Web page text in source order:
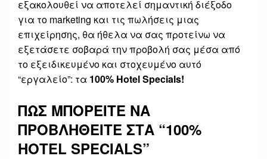
εξακολουθεί να αποτελεί σημαντική διέξοδο
για το marketing και τις πωλήσεις μιας
επιχείρησης, θα ήθελα να σας προτείνω να
εξετάσετε σοβαρά την προβολή σας μέσα από
το εξειδικευμένο και στοχευμένο αυτό
“εργαλείο”: τα 100% Hotel Specials!
ΠΩΣ ΜΠΟΡΕΙΤΕ ΝΑ
ΠΡΟΒΛΗΘΕΙΤΕ ΣΤΑ “100%
HOTEL SPECIALS”